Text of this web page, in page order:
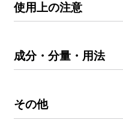
使用上の注意
成分・分量・用法
その他